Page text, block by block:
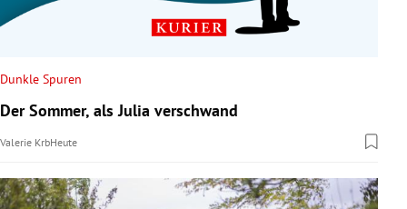
Dunkle Spuren
Der Sommer, als Julia verschwand
Valerie KrbHeute